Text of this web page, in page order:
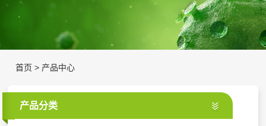
首页 > 产品中心
产品分类